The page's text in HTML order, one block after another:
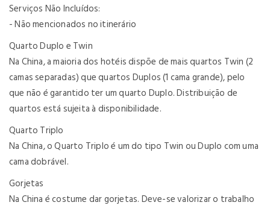
Serviços Não Incluídos:
- Não mencionados no itinerário
Quarto Duplo e Twin
Na China, a maioria dos hotéis dispõe de mais quartos Twin (2
camas separadas) que quartos Duplos (1 cama grande), pelo
que não é garantido ter um quarto Duplo. Distribuição de
quartos está sujeita à disponibilidade.
Quarto Triplo
Na China, o Quarto Triplo é um do tipo Twin ou Duplo com uma
cama dobrável.
Gorjetas
Na China é costume dar gorjetas. Deve-se valorizar o trabalho